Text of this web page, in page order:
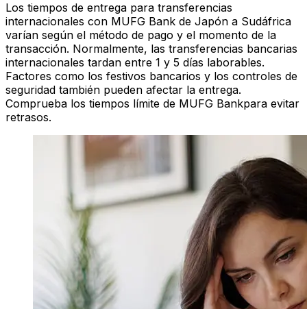
Los tiempos de entrega para transferencias
internacionales con MUFG Bank de Japón a Sudáfrica
varían según el método de pago y el momento de la
transacción. Normalmente, las transferencias bancarias
internacionales tardan entre 1 y 5 días laborables.
Factores como los festivos bancarios y los controles de
seguridad también pueden afectar la entrega.
Comprueba los tiempos límite de MUFG Bankpara evitar
retrasos.